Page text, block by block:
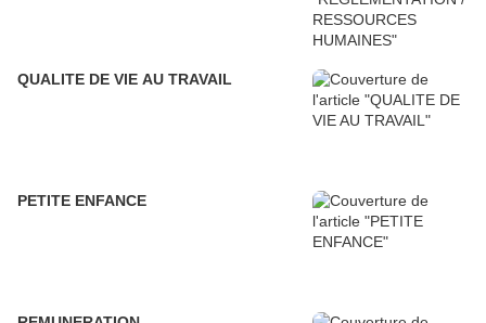
QUALITE DE VIE AU TRAVAIL
PETITE ENFANCE